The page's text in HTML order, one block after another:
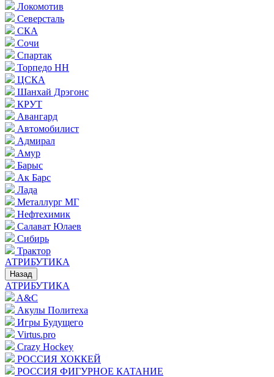
Локомотив
Северсталь
СКА
Сочи
Спартак
Торпедо НН
ЦСКА
Шанхай Дрэгонс
КРУТ
Авангард
Автомобилист
Адмирал
Амур
Барыс
Ак Барс
Лада
Металлург МГ
Нефтехимик
Салават Юлаев
Сибирь
Трактор
АТРИБУТИКА
Назад
АТРИБУТИКА
A&C
Акулы Политеха
Игры Будущего
Virtus.pro
Crazy Hockey
РОССИЯ ХОККЕЙ
РОССИЯ ФИГУРНОЕ КАТАНИЕ